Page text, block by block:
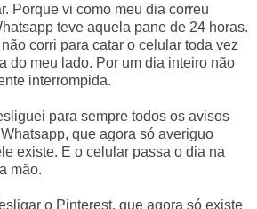
Porque vi como meu dia correu
teve aquela pane de 24 horas.
corri para catar o celular toda vez
do meu lado. Por um dia inteiro não
interrompida.
para sempre todos os avisos
que agora só averiguo
existe. E o celular passa o dia na
mão.
o Pinterest, que agora só existe